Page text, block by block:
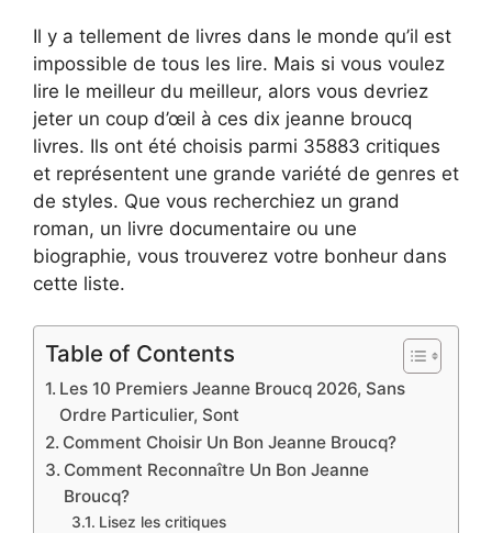
Il y a tellement de livres dans le monde qu’il est
impossible de tous les lire. Mais si vous voulez
lire le meilleur du meilleur, alors vous devriez
jeter un coup d’œil à ces dix jeanne broucq
livres. Ils ont été choisis parmi 35883 critiques
et représentent une grande variété de genres et
de styles. Que vous recherchiez un grand
roman, un livre documentaire ou une
biographie, vous trouverez votre bonheur dans
cette liste.
Table of Contents
Les 10 Premiers Jeanne Broucq 2026, Sans
Ordre Particulier, Sont
Comment Choisir Un Bon Jeanne Broucq?
Comment Reconnaître Un Bon Jeanne
Broucq?
Lisez les critiques